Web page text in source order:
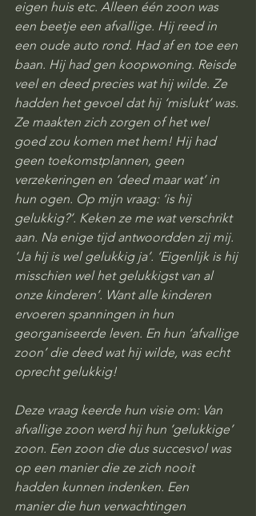
eigen huis etc. Alleen één zoon was
een beetje een afvallige. Hij reed in
een oude auto rond. Had af en toe een
baan. Hij had gen koopwoning. Reisde
veel en deed precies wat hij wilde. Ze
hadden het gevoel dat hij ‘mislukt’ was.
Ze maakten zich zorgen of het wel
goed zou komen met hem! Hij had
geen toekomstplannen, geen
verzekeringen en ‘deed maar wat’ in
hun ogen. Op mijn vraag: ‘is hij
gelukkig?’. Keken ze me wat verschrikt
aan. Na enige tijd antwoordden zij mij.
‘Ja hij is wel gelukkig ja’. ‘Eigenlijk is hij
misschien wel het gelukkigst van al
onze kinderen’. Want alle kinderen
ervoeren spanningen in hun
georganiseerde leven. En hun ‘afvallige
zoon’ die deed wat hij wilde, was echt
oprecht gelukkig!
Deze vraag keerde hun visie om: Van
afvallige zoon werd hij hun ‘gelukkige’
zoon. Een zoon die dus succesvol was
op een manier die ze zich nooit
hadden kunnen indenken. Een
manier die hun verwachtingen